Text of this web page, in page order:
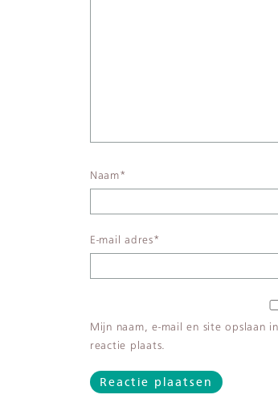
Naam*
E-mail adres*
Mijn naam, e-mail en site opslaan
reactie plaats.